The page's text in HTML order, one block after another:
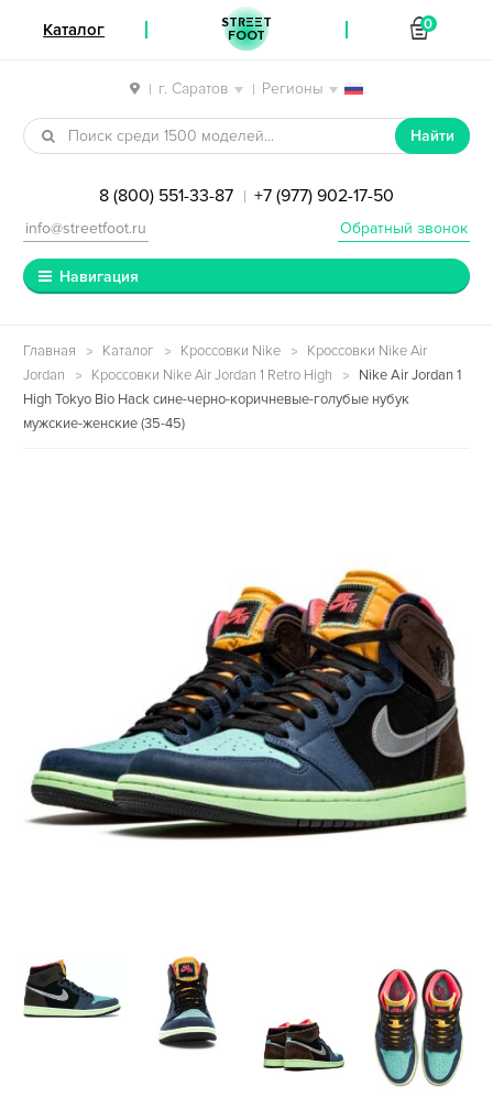
| г. Саратов | Регионы
Перейти к навигации
Перейти к содержимому
Найти
8 (800) 551-33-87 | +7 (977) 902-17-50
Обратный звонок
info@streetfoot.ru
Навигация
Главная Каталог Кроссовки Nike
Кроссовки Nike Air
Jordan
Кроссовки Nike Air Jordan 1 Retro High
Nike Air Jordan 1
High Tokyo Bio Hack сине-черно-коричневые-голубые нубук
мужские-женские (35-45)
Каталог STREET
FOOT
0